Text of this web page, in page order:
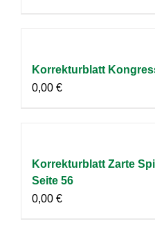
Korrekturblatt
0,00 €
Korrekturblatt Zarte
Seite 56
0,00 €